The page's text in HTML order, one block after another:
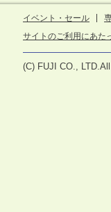
イベント・セール
サイトのご利用にあた
(C) FUJI CO.,